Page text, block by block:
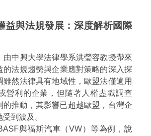
益與法規發展：深度解析國際
由中興大學法律學系洪瑩容教授帶來
的法規趨勢與企業應對策略的深入探
雖然法律具有地域性，歐盟法僅適用
營利的企業，但隨著人權盡職調查
的推動，其影響已超越歐盟，台灣企
到波及。
與福斯汽車（VW）等為例，說